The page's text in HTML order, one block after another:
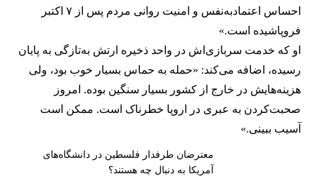
احساس اعتمادبه‌نفس و امنیت روانی مردم پس از ۷ اکتبر
فروپاشیده است.»
او که خدمت سربازی‌اش در واحد ذخیره ارتش به‌تازگی به پایان
رسیده، اضافه می‌کند: «حمله به حماس بسیار خوب بود، ولی
هزینه‌هایش در خارج از کشور بسیار سنگین بوده. امروز
صحبت‌کردن به عبری در اروپا خطرناک است. ممکن است
آسیب ببینی.»
معترضان طرفدار فلسطین در دانشگاه‌های
آمریکا به دنبال چه هستند؟